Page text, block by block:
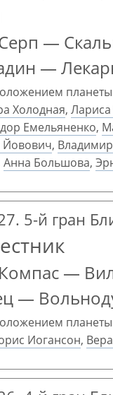
—
—
Холодная,
Емельяненко,
,
Анна Большова,
5-й гран
—
—
Иогансон,